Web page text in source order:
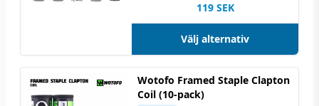
119 SEK
Välj alternativ
Wotofo Framed Staple Clapton
Coil (10-pack)